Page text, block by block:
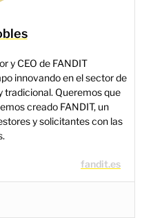
y CEO de FANDIT
innovando en el sector de
tradicional. Queremos que
creado FANDIT, un
y solicitantes con las
fandit.es